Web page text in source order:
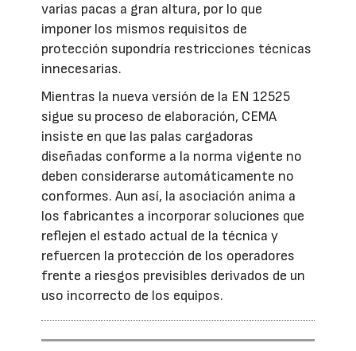
varias pacas a gran altura, por lo que
imponer los mismos requisitos de
protección supondría restricciones técnicas
innecesarias.
Mientras la nueva versión de la EN 12525
sigue su proceso de elaboración, CEMA
insiste en que las palas cargadoras
diseñadas conforme a la norma vigente no
deben considerarse automáticamente no
conformes. Aun así, la asociación anima a
los fabricantes a incorporar soluciones que
reflejen el estado actual de la técnica y
refuercen la protección de los operadores
frente a riesgos previsibles derivados de un
uso incorrecto de los equipos.